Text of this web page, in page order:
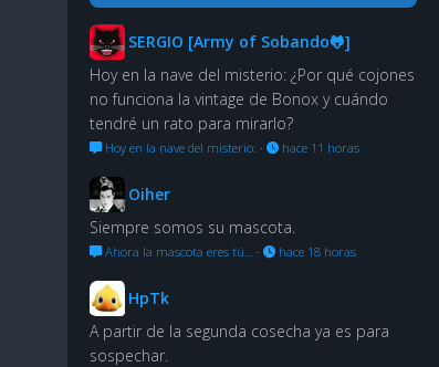
SERGIO [Army of Sobando🐸]
Hoy en la nave del misterio: ¿Por qué cojones
no funciona la vintage de Bonox y cuándo
tendré un rato para mirarlo?
Hoy en la nave del misterio: · hace 11 horas
Oiher
Siempre somos su mascota.
Ahora la mascota eres tú… · hace 18 horas
HpTk
A partir de la segunda cosecha ya es para
sospechar.